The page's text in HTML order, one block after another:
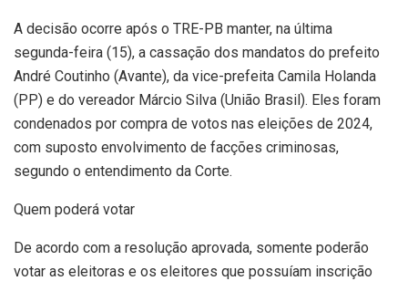
A decisão ocorre após o TRE-PB manter, na última
segunda-feira (15), a cassação dos mandatos do prefeito
André Coutinho (Avante), da vice-prefeita Camila Holanda
(PP) e do vereador Márcio Silva (União Brasil). Eles foram
condenados por compra de votos nas eleições de 2024,
com suposto envolvimento de facções criminosas,
segundo o entendimento da Corte.
Quem poderá votar
De acordo com a resolução aprovada, somente poderão
votar as eleitoras e os eleitores que possuíam inscrição